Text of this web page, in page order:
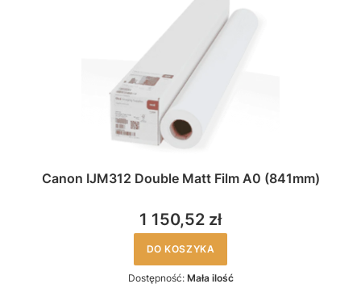
Canon IJM312 Double Matt Film A0 (841mm)
1 150,52 zł
DO KOSZYKA
Dostępność: Mała ilość